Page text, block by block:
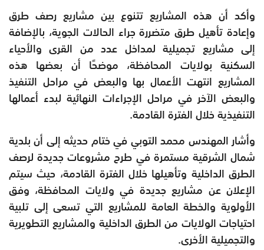
وأكد أن هذه المشاريع تتنوع بين مشاريع رصف طرق
وإعادة تأهيل طرق متضررة جراء الحالات الجوية، بالإضافة
إلى مشاريع تجميلية لمداخل عدد من القرى والأحياء
السكنية بولايات المحافظة، موضحًا أن بعضها هذه
المشاريع انتهت الأعمال بها والبعض في مراحل التنفيذ
والبعض الآخر في مراحل الإجراءات النهائية لبدء أعمالها
التنفيذية خلال الفترة القادمة.
وأشار المهندس محمد التوبي في ختام حديثه إلى أن بلدية
شمال الشرقية مستمرة في طرح مشروعات جديدة لرصف
الطرق الداخلية وتأهيلها خلال الفترة القادمة، حيث سيتم
الإعلان عن مشاريع جديدة في ولايات المحافظة، وفق
الأولوية والخطة العامة للمشاريع التي تسعى إلى تلبية
احتياجات الولايات من الطرق الداخلية والمشاريع التطويرية
والتجميلية الأخرى.